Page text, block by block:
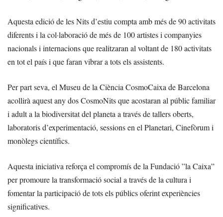
Aquesta edició de les Nits d’estiu compta amb més de 90 activitats
diferents i la col·laboració de més de 100 artistes i companyies
nacionals i internacions que realitzaran al voltant de 180 activitats
en tot el país i que faran vibrar a tots els assistents.
Per part seva, el Museu de la Ciència CosmoCaixa de Barcelona
acollirà aquest any dos CosmoNits que acostaran al públic familiar
i adult a la biodiversitat del planeta a través de tallers oberts,
laboratoris d’experimentació, sessions en el Planetari, Cinefòrum i
monòlegs científics.
Aquesta iniciativa reforça el compromís de la Fundació ”la Caixa”
per promoure la transformació social a través de la cultura i
fomentar la participació de tots els públics oferint experiències
significatives.